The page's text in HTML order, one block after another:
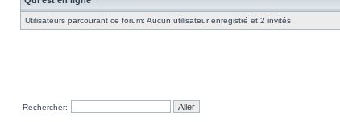
Utilisateurs parcourant ce forum: Aucun utilisateur enregistré et 2 invités
Rechercher: